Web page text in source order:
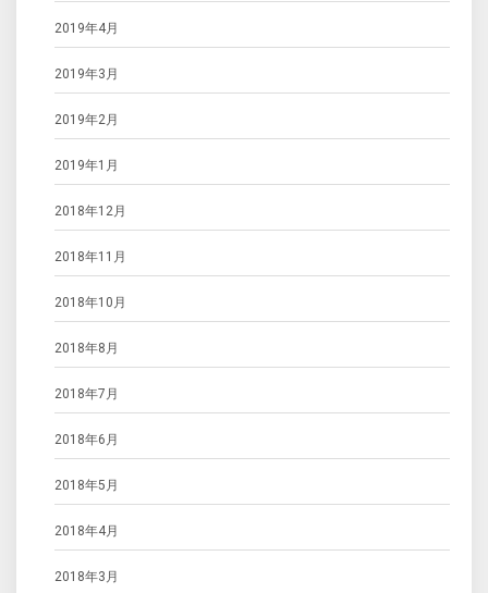
2019年4月
2019年3月
2019年2月
2019年1月
2018年12月
2018年11月
2018年10月
2018年8月
2018年7月
2018年6月
2018年5月
2018年4月
2018年3月